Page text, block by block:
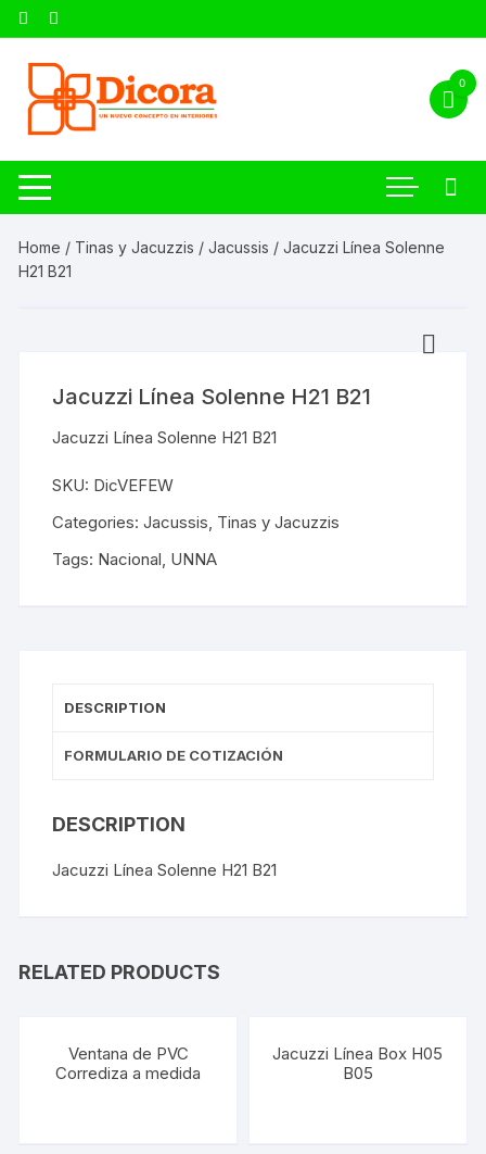
0
Home / Tinas y Jacuzzis /Jacussis / Jacuzzi Línea Solenne
H21 B21
Jacuzzi Línea Solenne H21 B21
Jacuzzi Línea Solenne H21 B21
SKU: DicVEFEW
Categories:Jacussis, Tinas y Jacuzzis
Tags: Nacional, UNNA
DESCRIPTION
FORMULARIO DE COTIZACIÓN
DESCRIPTION
Jacuzzi Línea Solenne H21 B21
RELATED PRODUCTS
Ventana de PVC
Corrediza a medida
Jacuzzi Línea Box H05
B05